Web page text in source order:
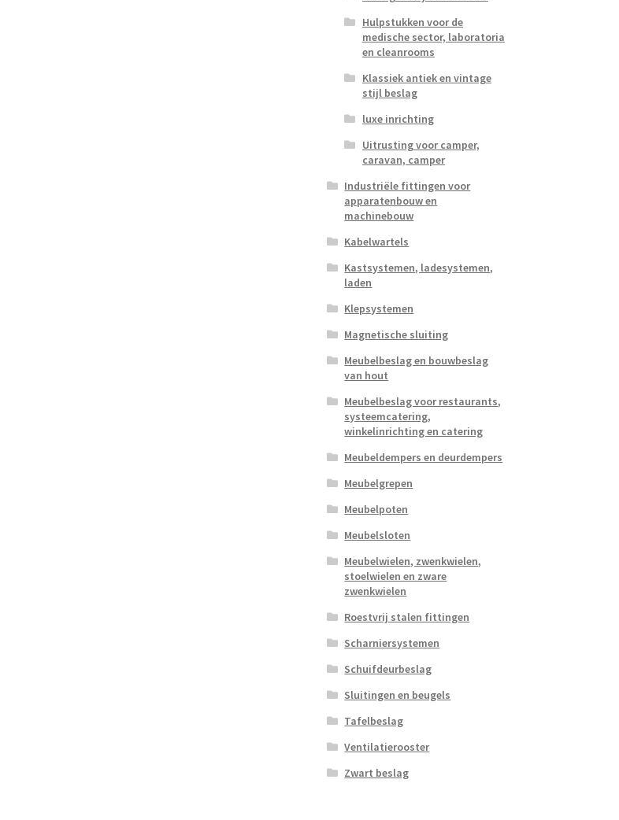
Hulpstukken voor de
medische sector, laboratoria
en cleanrooms
Klassiek antiek en vintage
stijl beslag
luxe inrichting
Uitrusting voor camper,
caravan, camper
Industriële fittingen voor
apparatenbouw en
machinebouw
Kabelwartels
Kastsystemen, ladesystemen,
laden
Klepsystemen
Magnetische sluiting
Meubelbeslag en bouwbeslag
van hout
Meubelbeslag voor restaurants,
systeemcatering,
winkelinrichting en catering
Meubeldempers en deurdempers
Meubelgrepen
Meubelpoten
Meubelsloten
Meubelwielen, zwenkwielen,
stoelwielen en zware
zwenkwielen
Roestvrij stalen fittingen
Scharniersystemen
Schuifdeurbeslag
Sluitingen en beugels
Tafelbeslag
Ventilatierooster
Zwart beslag